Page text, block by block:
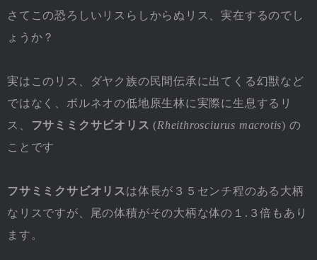
さてこの恐ろしいリスらしからぬリス、実在するのでし
ょうか？
実はこのリス、ダヤク族の民間伝承に出てくる幻獣など
ではなく、ボルネオの低地原生林に実際に生息するリ
ス、 フサミミクサビオリス (Rheithrosciurus macrotis) の
ことです
フサミミクサビオリスは体長が３５センチ程のある大柄
なリスですが、尾の体積がその大柄な体の１.３倍もあり
ます。